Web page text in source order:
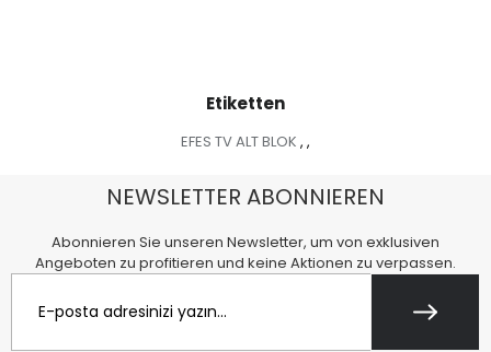
Etiketten
EFES TV ALT BLOK , ,
NEWSLETTER ABONNIEREN
Abonnieren Sie unseren Newsletter, um von exklusiven
Angeboten zu profitieren und keine Aktionen zu verpassen.